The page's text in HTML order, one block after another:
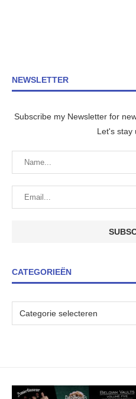
NEWSLETTER
Subscribe my Newsletter for
Let's stay
CATEGORIEËN